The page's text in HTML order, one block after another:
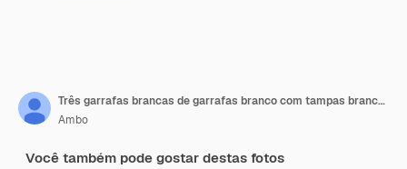
Três garrafas brancas de garrafas branco com tampas brancas e um com um que diz quot sem spray quot
Ambo
Você também pode gostar destas fotos